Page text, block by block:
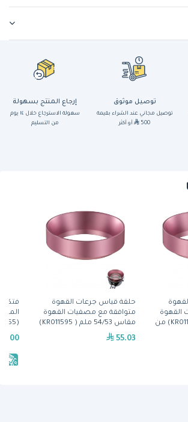
توصيل موثوق
توصيل مجاني عند الشراء بقيمة
500
أو أكثر
إرجاع المنتج بسهولة
سهولة الاسترجاع خلال ١٤ يوم
من التسليم
القهوة
مقاس 51 ملم ( KR011594) من
حلقة قياس جرعات القهوة
متوافقة مع مصفيات القهوة
مقاس 54/53 ملم ( KR011595)
من مايبرو
55.03
فتكو
(D055)